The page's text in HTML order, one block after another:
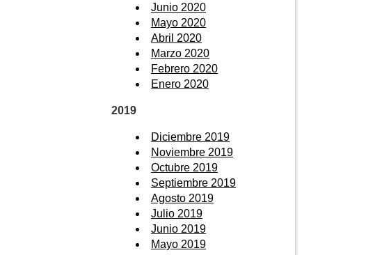
Junio 2020
Mayo 2020
Abril 2020
Marzo 2020
Febrero 2020
Enero 2020
2019
Diciembre 2019
Noviembre 2019
Octubre 2019
Septiembre 2019
Agosto 2019
Julio 2019
Junio 2019
Mayo 2019